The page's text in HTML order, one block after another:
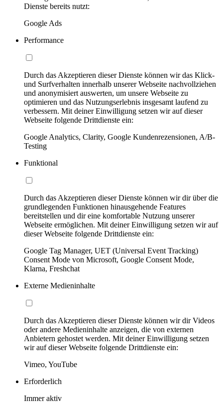
Dienste bereits nutzt:
Google Ads
Performance
Durch das Akzeptieren dieser Dienste können wir das Klick-
und Surfverhalten innerhalb unserer Webseite nachvollziehen
und anonymisiert auswerten, um unsere Webseite zu
optimieren und das Nutzungserlebnis insgesamt laufend zu
verbessern. Mit deiner Einwilligung setzen wir auf dieser
Webseite folgende Drittdienste ein:
Google Analytics, Clarity, Google Kundenrezensionen, A/B-
Testing
Funktional
Durch das Akzeptieren dieser Dienste können wir dir über die
grundlegenden Funktionen hinausgehende Features
bereitstellen und dir eine komfortable Nutzung unserer
Webseite ermöglichen. Mit deiner Einwilligung setzen wir auf
dieser Webseite folgende Drittdienste ein:
Google Tag Manager, UET (Universal Event Tracking)
Consent Mode von Microsoft, Google Consent Mode,
Klarna, Freshchat
Externe Medieninhalte
Durch das Akzeptieren dieser Dienste können wir dir Videos
oder andere Medieninhalte anzeigen, die von externen
Anbietern gehostet werden. Mit deiner Einwilligung setzen
wir auf dieser Webseite folgende Drittdienste ein:
Vimeo, YouTube
Erforderlich
Immer aktiv